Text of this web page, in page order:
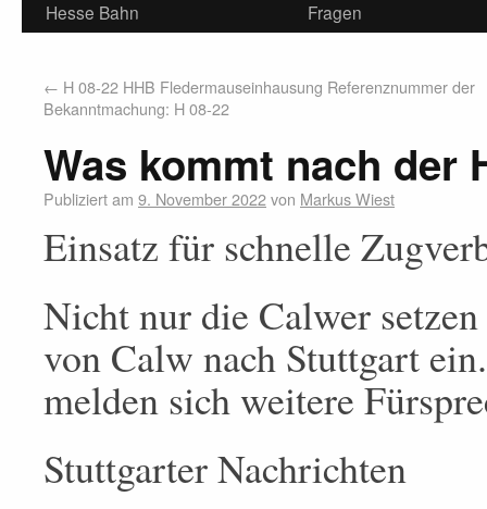
Hesse Bahn
Fragen
← H 08-22 HHB Fledermauseinhausung Referenznummer der
Bekanntmachung: H 08-22
Was kommt nach der
Publiziert am 9. November 2022von Markus Wiest
Einsatz für schnelle
Nicht nur die Calwer
von Calw nach Stuttgart
melden sich weitere
Stuttgarter Nachrichten